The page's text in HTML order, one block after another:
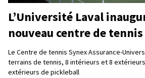
L’Université Laval
nouveau centre de tennis
Le Centre de tennis Synex Assurance-
terrains de tennis, 8 intérieurs et 8
extérieurs de pickleball